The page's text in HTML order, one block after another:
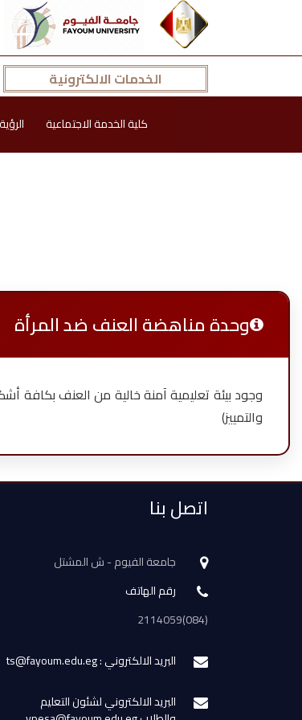
الخدمات الالكترونية
كلية الخدمة الاجتماعية الرؤية
وحدة مناهضة العنف ضد المرأة
وجود بيئة تعليمية آمنة خالية من العنف بكافة
والتمييز)
اتصل بنا
جامعة الفيوم - ش المشتل
رقم الهاتف
(084)2114059
البريد الالكتروني : ts@fayoum.edu.eg
البريد الالكتروني لشئون التعليم